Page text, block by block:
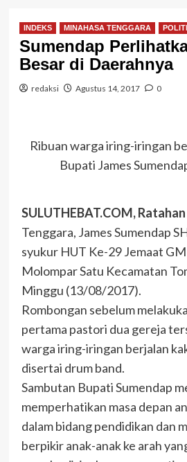
INDEKS MINAHASA TENGGARA
Sumendap
Besar di Daerahnya
redaksi Agustus 14, 2017 0
Ribuan warga iring-iringan
Bupati James
SULUTHEBAT.COM, Ratahan
Tenggara, James Sumendap
syukur HUT Ke-29 Jemaat
Molompar Satu Kecamatan
Minggu (13/08/2017).
Rombongan sebelum
pertama pastori dua gereja
warga iring-iringan berjalan
disertai drum band.
Sambutan Bupati Sumendap
memperhatikan masa depan
dalam bidang pendidikan dan
berpikir anak-anak ke arah